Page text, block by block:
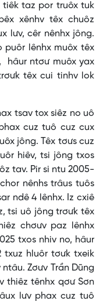
tiêk taz por truôx tuk
xênhv têx chuôz
lưv, cêr nênhx jông.
puôr lênhx muôx têx
hâur ntơư muôx yax
têx cui tinhv lok
tsav tox siêz no uô
cuz tuô cuz cux
jông. Têx tơưs cuz
hiêv, tsi jông txos
tav. Pir si ntu 2005-
nênhs trâus tuôs
ndê 4 lênhx. Iz cxiê
tsi uô jông trơưk têx
chơưv paz lênhx
txos nhiv no, hâur
txuz hluôr tơưk txeik
Zơưv Trần Dũng
thiêz tênhx qơư Sơn
lưv phax cuz tuô